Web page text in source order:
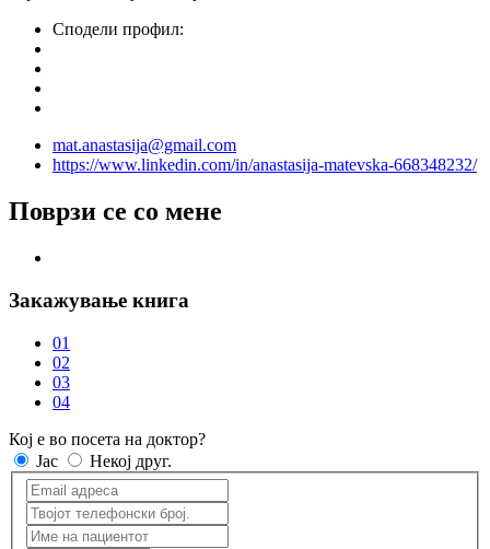
Сподели профил:
mat.anastasija@gmail.com
https://www.linkedin.com/in/anastasija-matevska-668348232/
Поврзи се со мене
Закажување книга
01
02
03
04
Кој е во посета на доктор?
Јас
Некој друг.